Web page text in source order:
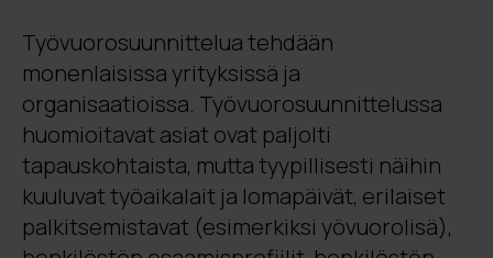
Työvuorosuunnittelua tehdään
monenlaisissa yrityksissä ja
organisaatioissa. Työvuorosuunnittelussa
huomioitavat asiat ovat paljolti
tapauskohtaista, mutta tyypillisesti näihin
kuuluvat työaikalait ja lomapäivät, erilaiset
palkitsemistavat (esimerkiksi yövuorolisä),